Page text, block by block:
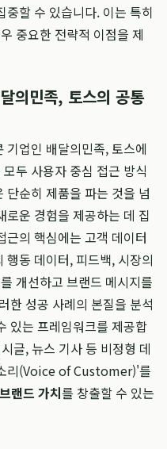
할 수 있습니다. 이는 특히
중요한 전략적 이점을 제
의민족, 토스의 공통
업인 배달의민족, 토스에
두 사용자 중심 접근 방식
단순히 제품을 파는 것을 넘
로운 경험을 제공하는 데 집
근의 핵심에는 고객 데이터
동 데이터, 피드백, 시장의
개선하고 브랜드 메시지를
성공 사례의 본질을 분석
있는 프레임워크를 제공합
글, 뉴스 기사 등 비정형 데
리(Voice of Customer)'를
랜드 가치를 창출할 수 있는